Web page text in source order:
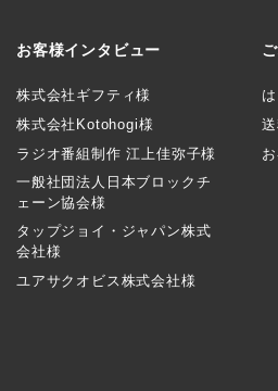
お客様インタビュー
株式会社ギフティ様
株式会社Kotohogi様
ラジオ番組制作 江上佳弥子様
一般社団法人日本ブロックチ
ェーン協会様
タップジョイ・ジャパン株式
会社様
ユアサクオビス株式会社様